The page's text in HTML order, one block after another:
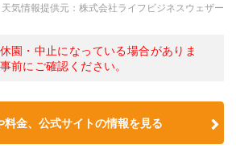
天気情報提供元：株式会社ライフビジネスウェザー
園・中止になっている場合がありま
前にご確認ください。
料金、公式サイトの情報を見る